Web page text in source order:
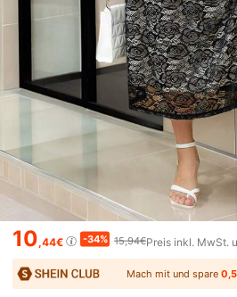
10,44€ -34% 15,94€Preis inkl. MwSt.
Mach mit und spare